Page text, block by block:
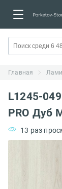
Главная
L1245-
PRO Дуб
13 раз